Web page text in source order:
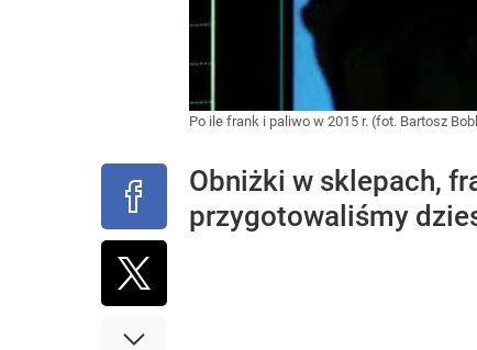
Po ile frank i paliwo w 2015 r. (fot. Bartosz
Obniżki w sklepach,
przygotowaliśmy